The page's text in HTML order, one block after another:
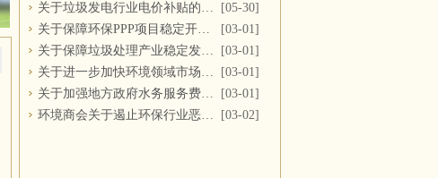
关于垃圾发电行业电价补贴的建议
[05-30]
关于保障环保PPP项目稳定开展的提案
[03-01]
关于保障垃圾处理产业稳定发展的议案
[03-01]
关于进一步加快环境领域市场化改革的议案
[03-01]
关于加强地方政府水务服务费用支付的议案
[03-01]
环境商会关于遏止环保行业恶性竞争的提案
[03-02]